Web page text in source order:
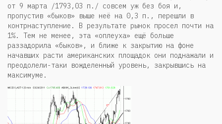
от 9 марта /1793,03 п./ совсем уж без боя и,
пропустив «быков» выше неё на 0,3 п., перешли в
контрнаступление. В результате рынок просел почти на
1%. Тем не менее, эта «оплеуха» ещё больше
раззадорила «быков», и ближе к закрытию на фоне
начавших расти американских площадок они поднажали и
преодолели-таки вожделенный уровень, закрывшись на
максимуме.